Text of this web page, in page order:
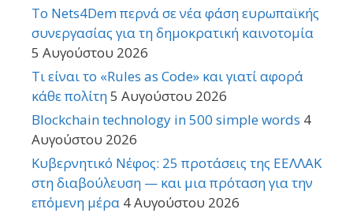
Το Nets4Dem περνά σε νέα φάση ευρωπαϊκής
συνεργασίας για τη δημοκρατική καινοτομία
5 Αυγούστου 2026
Τι είναι το «Rules as Code» και γιατί αφορά
κάθε πολίτη5 Αυγούστου 2026
Blockchain technology in 500 simple words 4
Αυγούστου 2026
Κυβερνητικό Νέφος: 25 προτάσεις της ΕΕΛΛΑΚ
στη διαβούλευση — και μια πρόταση για την
επόμενη μέρα 4 Αυγούστου 2026